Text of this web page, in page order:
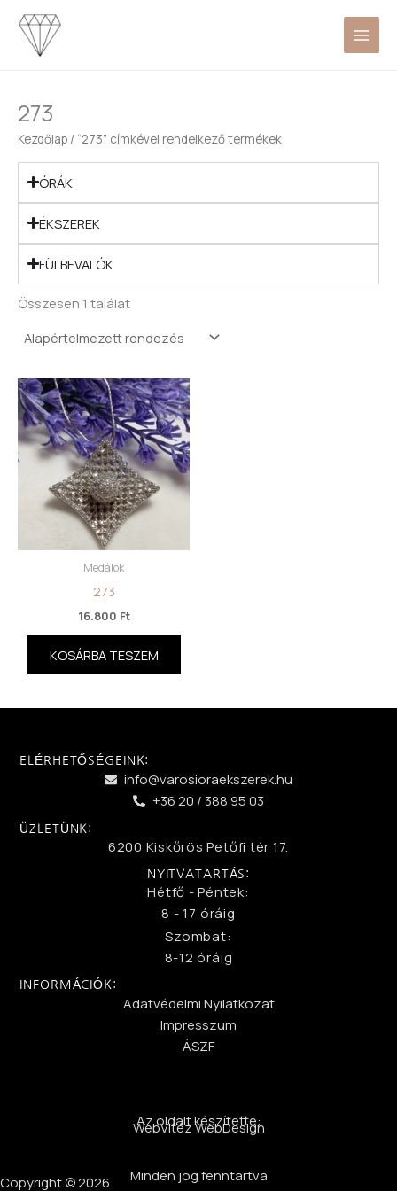
Skip
content
273
Kezdőlap / “273” címkével rendelkező termékek
ÓRÁK
ÉKSZEREK
FÜLBEVALÓK
Összesen 1 találat
Medálok
273
16.800 Ft
KOSÁRBA TESZEM
ELÉRHETŐSÉGEINK:
info@varosioraekszerek.hu
+36 20 / 388 95 03
ÜZLETÜNK:
6200 Kiskőrös Petőfi tér 17.
NYITVATARTÁS:
Hétfő - Péntek:
8 - 17 óráig
Szombat:
8-12 óráig
INFORMÁCIÓK:
Adatvédelmi Nyilatkozat
Impresszum
ÁSZF
Az oldalt készítette:
WebVitéz WebDesign
Minden jog fenntartva
Copyright © 2026